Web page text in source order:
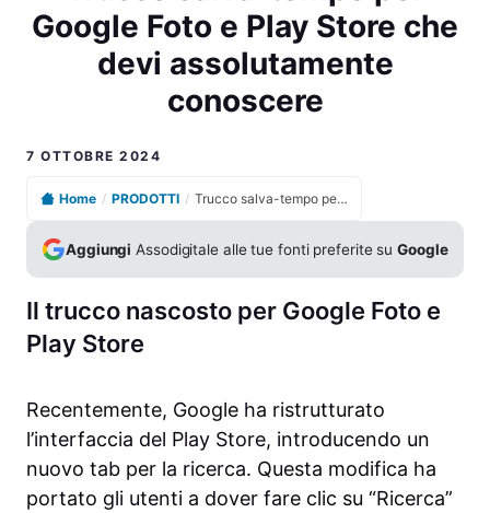
Google Foto e Play Store che
devi assolutamente
conoscere
7 OTTOBRE 2024
Home / PRODOTTI / Trucco salva-tempo per Google Foto e Play Store che devi assolutamente conoscere
Aggiungi Assodigitale alle tue fonti preferite suGoogle
Il trucco nascosto per Google Foto e
Play Store
Recentemente, Google ha ristrutturato
l’interfaccia del Play Store, introducendo un
nuovo tab per la ricerca. Questa modifica ha
portato gli utenti a dover fare clic su “Ricerca”